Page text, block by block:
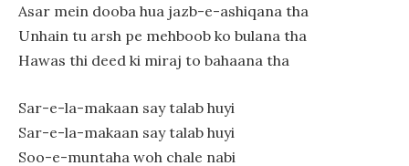
Asar mein dooba hua jazb-e-ashiqana tha
Unhain tu arsh pe mehboob ko bulana tha
Hawas thi deed ki miraj to bahaana tha
Sar-e-la-makaan say talab huyi
Sar-e-la-makaan say talab huyi
Soo-e-muntaha woh chale nabi